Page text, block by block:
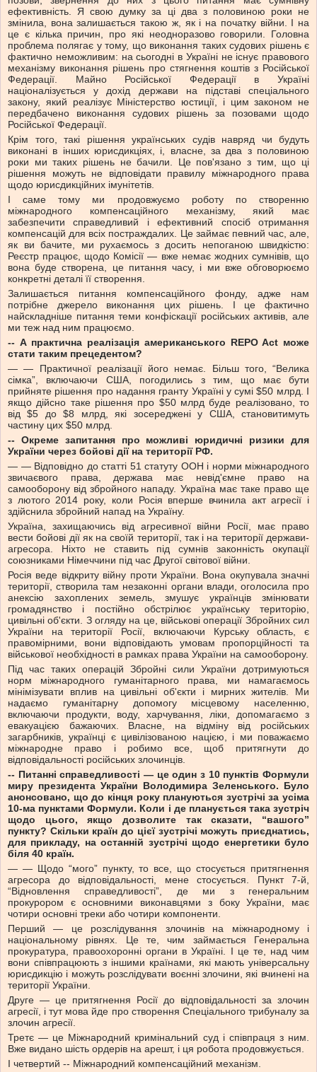
ефективність. Я свою думку за ці два з половиною роки не
змінила, вона залишається такою ж, як і на початку війни. І на
це є кілька причин, про які неодноразово говорили. Головна
проблема полягає у тому, що виконання таких судових рішень є
фактично неможливим: на сьогодні в Україні не існує правового
механізму виконання рішень про стягнення коштів з Російської
Федерації. Майно Російської Федерації в Україні
націоналізується у дохід держави на підставі спеціального
закону, який реалізує Міністерство юстиції, і цим законом не
передбачено виконання судових рішень за позовами щодо
Російської Федерації.
Крім того, такі рішення українських судів навряд чи будуть
виконані в інших юрисдикціях, і, власне, за два з половиною
роки ми таких рішень не бачили. Це пов'язано з тим, що ці
рішення можуть не відповідати правилу міжнародного права
щодо юрисдикційних імунітетів.
І саме тому ми продовжуємо роботу по створенню
міжнародного компенсаційного механізму, який має
забезпечити справедливий і ефективний спосіб отримання
компенсацій для всіх постраждалих. Це займає певний час, але,
як ви бачите, ми рухаємось з досить непоганою швидкістю:
Реєстр працює, щодо Комісії — вже немає жодних сумнівів, що
вона буде створена, це питання часу, і ми вже обговорюємо
конкретні деталі її створення.
Залишається питання компенсаційного фонду, адже нам
потрібне джерело виконання цих рішень. І це фактично
найскладніше питання теми конфіскації російських активів, але
ми теж над ним працюємо.
-- А практична реалізація американського REPO Act може
стати таким прецедентом?
— — Практичної реалізації його немає. Більш того, “Велика
сімка”, включаючи США, погодились з тим, що має бути
прийняте рішення про надання гранту Україні у сумі $50 млрд. І
якщо дійсно таке рішення про $50 млрд буде реалізовано, то
від $5 до $8 млрд, які зосереджені у США, становитимуть
частину цих $50 млрд.
-- Окреме запитання про можливі юридичні ризики для
України через бойові дії на території РФ.
— — Відповідно до статті 51 статуту ООН і норми міжнародного
звичаєвого права, держава має невід'ємне право на
самооборону від збройного нападу. Україна має таке право ще
з лютого 2014 року, коли Росія вперше вчинила акт агресії і
здійснила збройний напад на Україну.
Україна, захищаючись від агресивної війни Росії, має право
вести бойові дії як на своїй території, так і на території держави-
агресора. Ніхто не ставить під сумнів законність окупації
союзниками Німеччини під час Другої світової війни.
Росія веде відкриту війну проти України. Вона окупувала значні
території, створила там незаконні органи влади, оголосила про
анексію захоплених земель, змушує українців змінювати
громадянство і постійно обстрілює українську територію,
цивільні об'єкти. З огляду на це, військові операції Збройних сил
України на території Росії, включаючи Курську область, є
правомірними, вони відповідають умовам пропорційності та
військової необхідності в рамках права України на самооборону.
Під час таких операцій Збройні сили України дотримуються
норм міжнародного гуманітарного права, ми намагаємось
мінімізувати вплив на цивільні об'єкти і мирних жителів. Ми
надаємо гуманітарну допомогу місцевому населенню,
включаючи продукти, воду, харчування, ліки, допомагаємо з
евакуацією бажаючих. Власне, на відміну від російських
загарбників, українці є цивілізованою нацією, і ми поважаємо
міжнародне право і робимо все, щоб притягнути до
відповідальності російських злочинців.
-- Питанні справедливості — це один з 10 пунктів Формули
миру президента України Володимира Зеленського. Було
анонсовано, що до кінця року плануються зустрічі за усіма
10-ма пунктами Формули. Коли і де планується така зустріч
щодо цього, якщо дозволите так сказати, “вашого”
пункту? Скільки країн до цієї зустрічі можуть приєднатись,
для прикладу, на останній зустрічі щодо енергетики було
біля 40 країн.
— — Щодо “мого” пункту, то все, що стосується притягнення
агресора до відповідальності, мене стосується. Пункт 7-й,
“Відновлення справедливості”, де ми з генеральним
прокурором є основними виконавцями з боку України, має
чотири основні треки або чотири компоненти.
Перший — це розслідування злочинів на міжнародному і
національному рівнях. Це те, чим займається Генеральна
прокуратура, правоохоронні органи в Україні. І це те, над чим
вони співпрацюють з іншими країнами, які мають універсальну
юрисдикцію і можуть розслідувати воєнні злочини, які вчинені на
території України.
Друге — це притягнення Росії до відповідальності за злочин
агресії, і тут мова йде про створення Спеціального трибуналу за
злочин агресії.
Третє — це Міжнародний кримінальний суд і співпраця з ним.
Вже видано шість ордерів на арешт, і ця робота продовжується.
І четвертий -- Міжнародний компенсаційний механізм.